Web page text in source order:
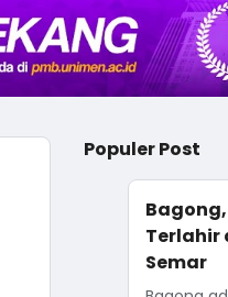
Populer Post
Terlahir
Semar